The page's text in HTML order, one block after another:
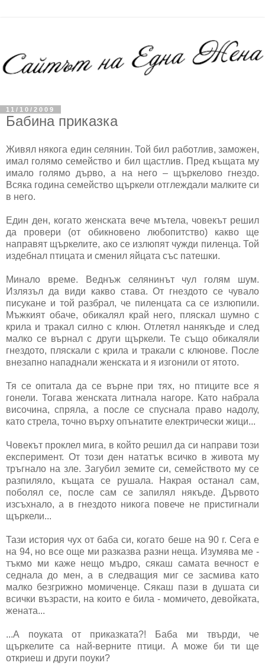
11/10/2009
Бабина приказка
Живял някога един селянин. Той бил работлив, заможен,
имал голямо семейство и бил щастлив. Пред къщата му
имало голямо дърво, а на него – щъркелово гнездо.
Всяка година семейство щъркели отглеждали малките си
в него.
Един ден, когато женската вече мътела, човекът решил
да провери (от обикновено любопитство) какво ще
направят щъркелите, ако се излюпят чужди пиленца. Той
издебнал птицата и сменил яйцата със патешки.
Минало време. Веднъж селянинът чул голям шум.
Излязъл да види какво става. От гнездото се чувало
писукане и той разбрал, че пиленцата са се излюпили.
Мъжкият обаче, обикалял край него, пляскал шумно с
крила и тракал силно с клюн. Отлетял нанякъде и след
малко се върнал с други щъркели. Те също обикаляли
гнездото, пляскали с крила и тракали с клюнове. После
внезапно нападнали женската и я изгонили от ятото.
Тя се опитала да се върне при тях, но птиците все я
гонели. Тогава женската литнала нагоре. Като набрала
височина, спряла, а после се спуснала право надолу,
като стрела, точно върху опънатите електрически жици...
Човекът проклел мига, в който решил да си направи този
експеримент. От този ден нататък всичко в живота му
тръгнало на зле. Загубил земите си, семейството му се
разпиляло, къщата се рушала. Накрая останал сам,
поболял се, после сам се запилял някъде. Дървото
изсъхнало, а в гнездото никога повече не пристигнали
щъркели...
Тази история чух от баба си, когато беше на 90 г. Сега е
на 94, но все още ми разказва разни неща. Изумява ме -
тъкмо ми каже нещо мъдро, сякаш самата вечност е
седнала до мен, а в следващия миг се засмива като
малко безгрижно момиченце. Сякаш пази в душата си
всички възрасти, на които е била - момичето, девойката,
жената...
...А поуката от приказката?! Баба ми твърди, че
щъркелите са най-верните птици. А може би ти ще
откриеш и други поуки?